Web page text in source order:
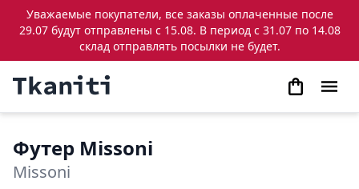
Уважаемые покупатели, все заказы оплаченные после
29.07 будут отправлены с 15.08. В период с 31.07 по 14.08
склад отправлять посылки не будет.
Футер Missoni
Missoni